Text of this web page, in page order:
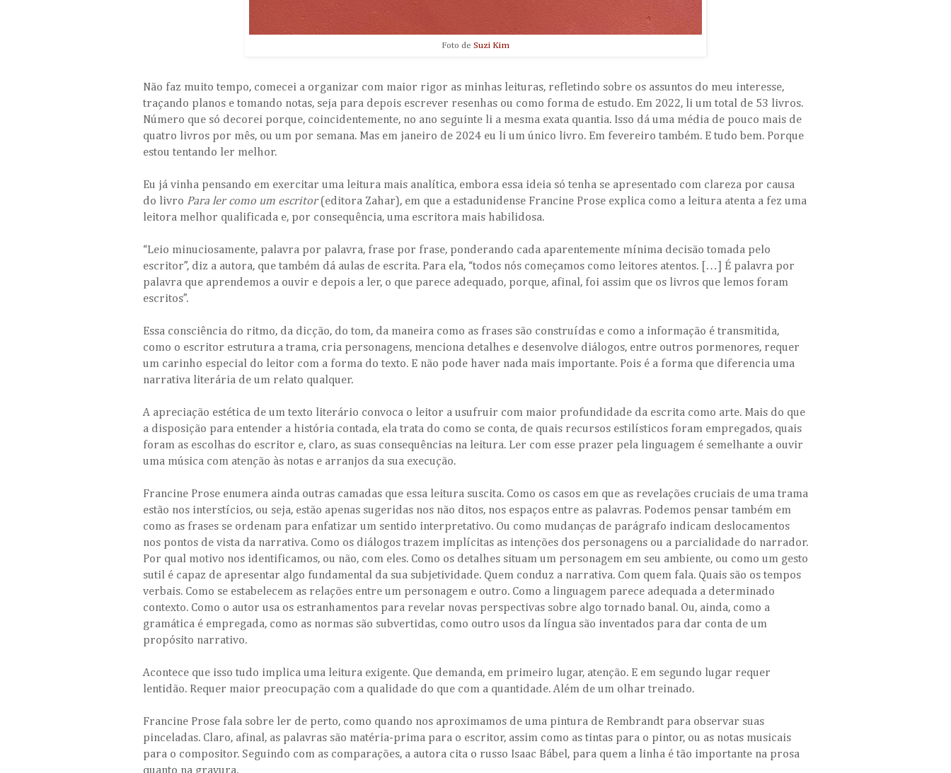
Foto de Suzi Kim
Não faz muito tempo, comecei a organizar com maior rigor as minhas leituras, refletindo sobre os assuntos do meu interesse,
traçando planos e tomando notas, seja para depois escrever resenhas ou como forma de estudo. Em 2022, li um total de 53 livros.
Número que só decorei porque, coincidentemente, no ano seguinte li a mesma exata quantia. Isso dá uma média de pouco mais de
quatro livros por mês, ou um por semana. Mas em janeiro de 2024 eu li um único livro. Em fevereiro também. E tudo bem. Porque
estou tentando ler melhor.
Eu já vinha pensando em exercitar uma leitura mais analítica, embora essa ideia só tenha se apresentado com clareza por causa
do livro Para ler como um escritor(editora Zahar), em que a estadunidense Francine Prose explica como a leitura atenta a fez uma
leitora melhor qualificada e, por consequência, uma escritora mais habilidosa.
“Leio minuciosamente, palavra por palavra, frase por frase, ponderando cada aparentemente mínima decisão tomada pelo
escritor”, diz a autora, que também dá aulas de escrita. Para ela, “todos nós começamos como leitores atentos. […] É palavra por
palavra que aprendemos a ouvir e depois a ler, o que parece adequado, porque, afinal, foi assim que os livros que lemos foram
escritos”.
Essa consciência do ritmo, da dicção, do tom, da maneira como as frases são construídas e como a informação é transmitida,
como o escritor estrutura a trama, cria personagens, menciona detalhes e desenvolve diálogos, entre outros pormenores, requer
um carinho especial do leitor com a forma do texto. E não pode haver nada mais importante. Pois é a forma que diferencia uma
narrativa literária de um relato qualquer.
A apreciação estética de um texto literário convoca o leitor a usufruir com maior profundidade da escrita como arte. Mais do que
a disposição para entender a história contada, ela trata do como se conta, de quais recursos estilísticos foram empregados, quais
foram as escolhas do escritor e, claro, as suas consequências na leitura. Ler com esse prazer pela linguagem é semelhante a ouvir
uma música com atenção às notas e arranjos da sua execução.
Francine Prose enumera ainda outras camadas que essa leitura suscita. Como os casos em que as revelações cruciais de uma trama
estão nos interstícios, ou seja, estão apenas sugeridas nos não ditos, nos espaços entre as palavras. Podemos pensar também em
como as frases se ordenam para enfatizar um sentido interpretativo. Ou como mudanças de parágrafo indicam deslocamentos
nos pontos de vista da narrativa. Como os diálogos trazem implícitas as intenções dos personagens ou a parcialidade do narrador.
Por qual motivo nos identificamos, ou não, com eles. Como os detalhes situam um personagem em seu ambiente, ou como um gesto
sutil é capaz de apresentar algo fundamental da sua subjetividade. Quem conduz a narrativa. Com quem fala. Quais são os tempos
verbais. Como se estabelecem as relações entre um personagem e outro. Como a linguagem parece adequada a determinado
contexto. Como o autor usa os estranhamentos para revelar novas perspectivas sobre algo tornado banal. Ou, ainda, como a
gramática é empregada, como as normas são subvertidas, como outro usos da língua são inventados para dar conta de um
propósito narrativo.
Acontece que isso tudo implica uma leitura exigente. Que demanda, em primeiro lugar, atenção. E em segundo lugar requer
lentidão. Requer maior preocupação com a qualidade do que com a quantidade. Além de um olhar treinado.
Francine Prose fala sobre ler de perto, como quando nos aproximamos de uma pintura de Rembrandt para observar suas
pinceladas. Claro, afinal, as palavras são matéria-prima para o escritor, assim como as tintas para o pintor, ou as notas musicais
para o compositor. Seguindo com as comparações, a autora cita o russo Isaac Bábel, para quem a linha é tão importante na prosa
quanto na gravura.